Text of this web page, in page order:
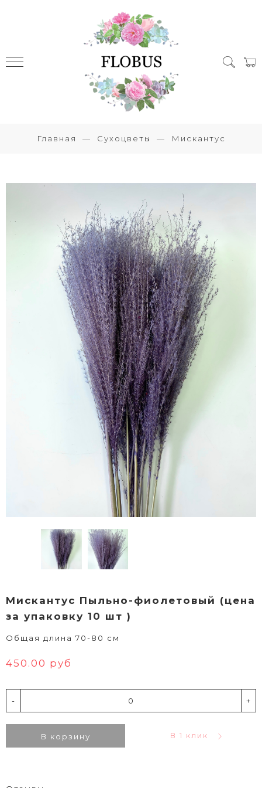
Главная Сухоцветы Мискантус
Мискантус Пыльно-фиолетовый (цена
за упаковку 10 шт )
Общая длина 70-80 см
450.00 руб
- +
В корзину В 1 клик